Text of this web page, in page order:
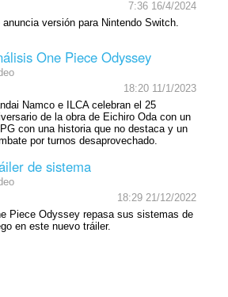
7:36 16/4/2024
anuncia versión para Nintendo Switch.
One Piece Odyssey
18:20 11/1/2023
Namco e ILCA celebran el 25
de la obra de Eichiro Oda con un
con una historia que no destaca y un
por turnos desaprovechado.
de sistema
18:29 21/12/2022
Piece Odyssey repasa sus sistemas de
en este nuevo tráiler.